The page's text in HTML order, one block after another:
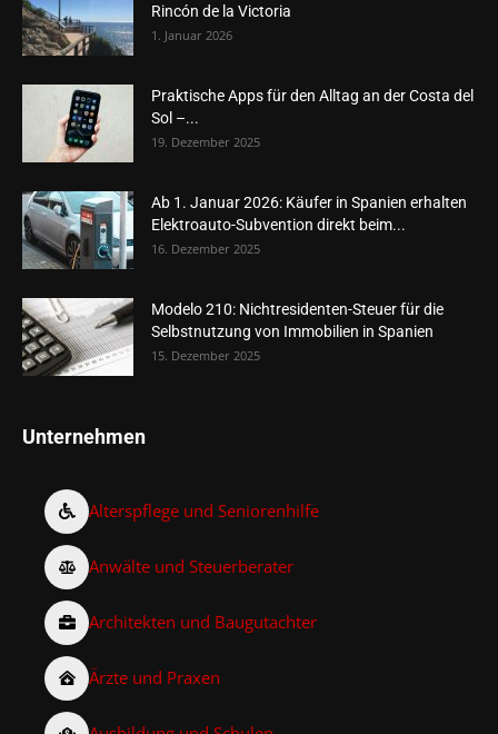
Rincón de la Victoria
1. Januar 2026
Praktische Apps für den Alltag an der Costa del
Sol –...
19. Dezember 2025
Ab 1. Januar 2026: Käufer in Spanien erhalten
Elektroauto-Subvention direkt beim...
16. Dezember 2025
Modelo 210: Nichtresidenten-Steuer für die
Selbstnutzung von Immobilien in Spanien
15. Dezember 2025
Unternehmen
Alterspflege und Seniorenhilfe
Anwälte und Steuerberater
Architekten und Baugutachter
Ärzte und Praxen